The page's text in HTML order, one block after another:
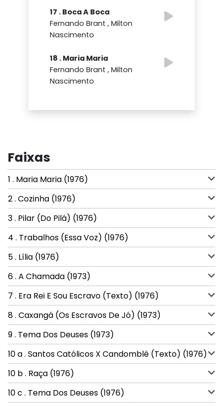
17 . Boca A Boca
Fernando Brant , Milton
Nascimento
18 . Maria Maria
Fernando Brant , Milton
Nascimento
Faixas
1 . Maria Maria (1976)
2 . Cozinha (1976)
3 . Pilar (Do Pilá) (1976)
4 . Trabalhos (Essa Voz) (1976)
5 . Lília (1976)
6 . A Chamada (1973)
7 . Era Rei E Sou Escravo (Texto) (1976)
8 . Caxangá (Os Escravos De Jó) (1973)
9 . Tema Dos Deuses (1973)
10 a . Santos Católicos X Candomblé (Texto) (1976)
10 b . Raça (1976)
10 c . Tema Dos Deuses (1976)